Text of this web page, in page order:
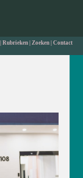
Rubrieken| Zoeken| Contact